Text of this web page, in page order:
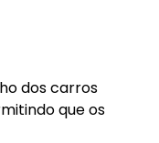
dos carros
que os